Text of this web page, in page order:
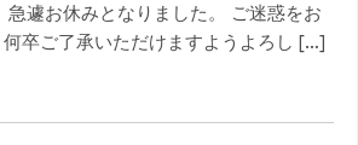
急遽お休みとなりました。 ご迷惑をお
卒ご了承いただけますようよろし […]